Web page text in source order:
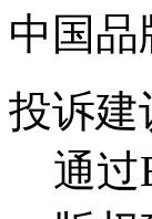
中国品
投诉建
通过